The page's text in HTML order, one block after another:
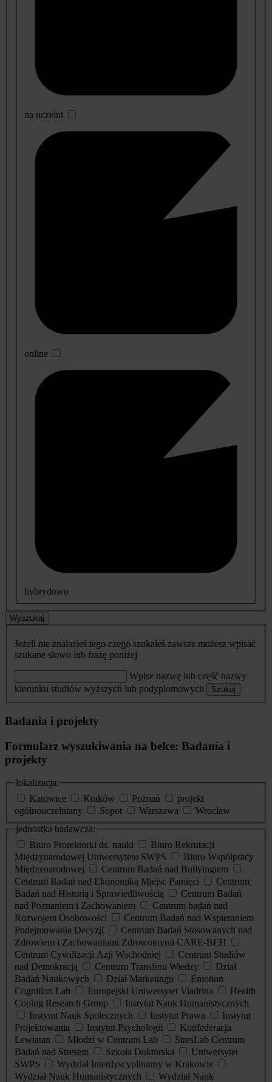
na uczelni
online
hybrydowo
Wyszukaj
Jeżeli nie znalazłeś tego czego szukałeś zawsze możesz wpisać
szukane słowo lub frazę poniżej
Wpisz nazwę lub część nazwy
kierunku studiów wyższych lub podyplomowych
Szukaj
Badania i projekty
Formularz wyszukiwania na belce: Badania i
projekty
lokalizacja:
Katowice
Kraków Poznań
projekt
ogólnouczelniany
Sopot Warszawa
Wrocław
jednostka badawcza:
Biuro Prorektorki ds. nauki
Biuro Rekrutacji
Międzynarodowej Uniwersytetu SWPS
Biuro Współpracy
Międzynarodowej
Centrum Badań nad Bullyingiem
Centrum Badań nad Ekonomiką Miejsc Pamięci
Centrum
Badań nad Historią i Sprawiedliwością
Centrum Badań
nad Poznaniem i Zachowaniem
Centrum badań nad
Rozwojem Osobowości
Centrum Badań nad Wspieraniem
Podejmowania Decyzji
Centrum Badań Stosowanych nad
Zdrowiem i Zachowaniami Zdrowotnymi CARE-BEH
Centrum Cywilizacji Azji Wschodniej
Centrum Studiów
nad Demokracją
Centrum Transferu Wiedzy
Dział
Badań Naukowych
Dział Marketingu
Emotion
Cognition Lab
Europejski Uniwersytet Viadrina
Health
Coping Research Group
Instytut Nauk Humanistycznych
Instytut Nauk Społecznych
Instytut Prawa
Instytut
Projektowania
Instytut Psychologii
Konfederacja
Lewiatan
Młodzi w Centrum Lab
StresLab Centrum
Badań nad Stresem
Szkoła Doktorska
Uniwersytet
SWPS
Wydział Interdyscyplinarny w Krakowie
Wydział Nauk Humanistycznych
Wydział Nauk